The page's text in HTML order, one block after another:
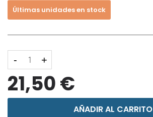
Últimas unidades en stock
- +
21,50 €
AÑADIR AL CARRITO